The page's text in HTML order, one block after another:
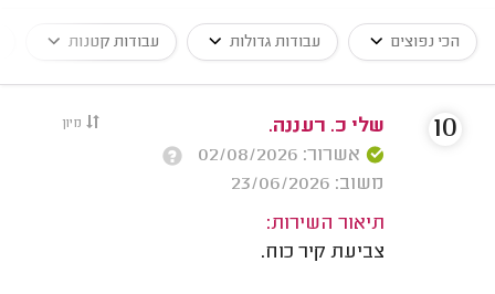
הכי נפוצים עבודות גדולות עבודות קטנות
מיון
שלי כ. רעננה.
אשרור: 02/08/2026
משוב: 23/06/2026
תיאור השירות:
צביעת קיר כוח.
10